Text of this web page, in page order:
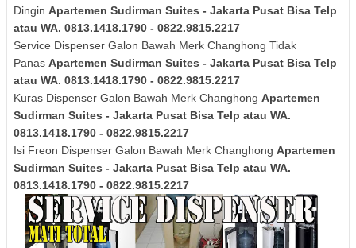
Dingin Apartemen Sudirman Suites - Jakarta Pusat Bisa Telp
atau WA. 0813.1418.1790 - 0822.9815.2217
Service Dispenser Galon Bawah Merk Changhong Tidak
Panas Apartemen Sudirman Suites - Jakarta Pusat Bisa Telp
atau WA. 0813.1418.1790 - 0822.9815.2217
Kuras Dispenser Galon Bawah Merk Changhong Apartemen
Sudirman Suites - Jakarta Pusat Bisa Telp atau WA.
0813.1418.1790 - 0822.9815.2217
Isi Freon Dispenser Galon Bawah Merk Changhong Apartemen
Sudirman Suites - Jakarta Pusat Bisa Telp atau WA.
0813.1418.1790 - 0822.9815.2217